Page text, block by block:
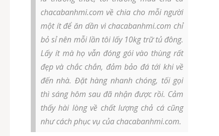
chacabanhmi.com về chia cho mỗi người
một ít để ăn dần vì chacabanhmi.com chỉ
bỏ sỉ nên mỗi lần tôi lấy 10kg trữ tủ đông.
Lấy ít mà họ vẫn đóng gói vào thùng rất
đẹp và chắc chắn, đảm bảo đá tới khi về
đến nhà. Đặt hàng nhanh chóng, tối gọi
thì sáng hôm sau đã nhận được rồi. Cảm
thấy hài lòng về chất lượng chả cá cũng
như cách phục vụ của chacabanhmi.com.